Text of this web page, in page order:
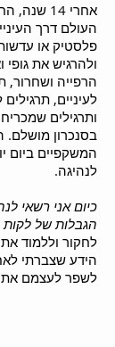
אחרי 14
העולם דרך
פלסטיק או
ולהרגיש את גופי
הרפייה ושחרור,
לעיניים, תרגילים
ותרגילים
בסנכרון
המשקפיים ביום
לנהיגה.
כיום אני רשאי
הגבלות של לקות
לחקור וללמוד
הידע שצברתי
לשפר לעצמם את